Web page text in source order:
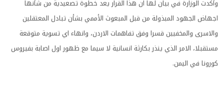
وأكدت الوزارة في بيان لها ان هذا القرار يعد خطوة تصعيدية من شأنها
اجهاض الجهود المبذولة من قبل المبعوث الأممي بشأن تبادل المعتقلين
والاسرى والمخفيين قسرا وفق تفاهمات الاردن، وانهاء اي تسوية متوقعة
مستقبلا، الامر الذي ينذر بكارثة انسانية لا سيما مع ظهور اول اصابة بفيروس
كورونا في اليمن.